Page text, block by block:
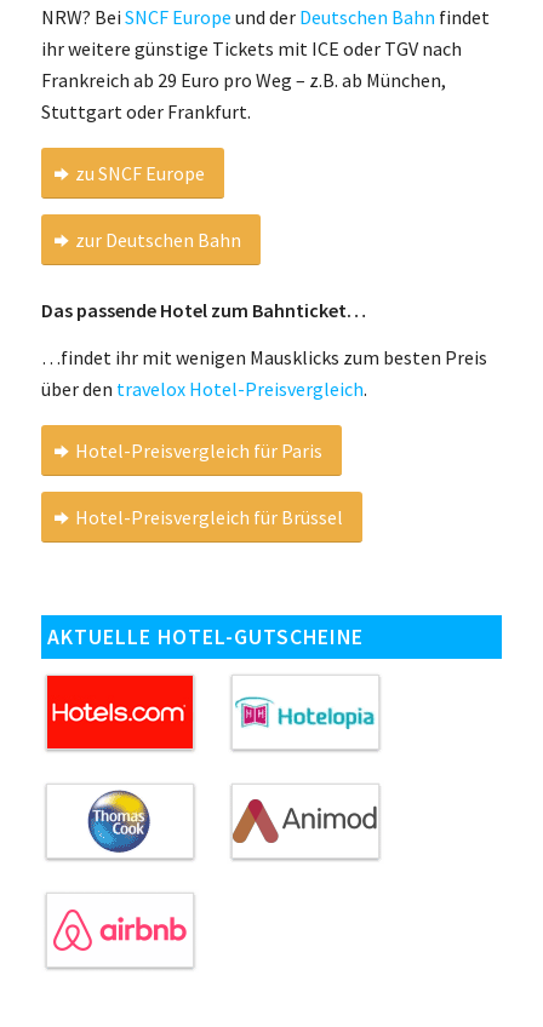
NRW? Bei SNCF Europe und der Deutschen Bahn findet
ihr weitere günstige Tickets mit ICE oder TGV nach
Frankreich ab 29 Euro pro Weg – z.B. ab München,
Stuttgart oder Frankfurt.
zu SNCF Europe
zur Deutschen Bahn
Das passende Hotel zum Bahnticket…
…findet ihr mit wenigen Mausklicks zum besten Preis
über den travelox Hotel-Preisvergleich.
Hotel-Preisvergleich für Paris
Hotel-Preisvergleich für Brüssel
AKTUELLE HOTEL-GUTSCHEINE